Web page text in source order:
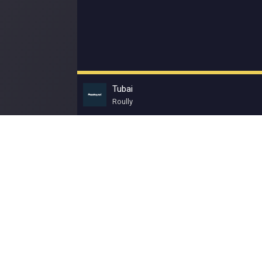
Tubai
Roully